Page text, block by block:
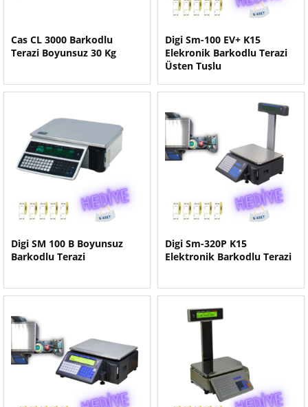
Cas CL 3000 Barkodlu
Terazi Boyunsuz 30 Kg
Digi Sm-100 EV+ K15
Elekronik Barkodlu Terazi
Üsten Tuşlu
Digi SM 100 B Boyunsuz
Barkodlu Terazi
Digi Sm-320P K15
Elektronik Barkodlu Terazi